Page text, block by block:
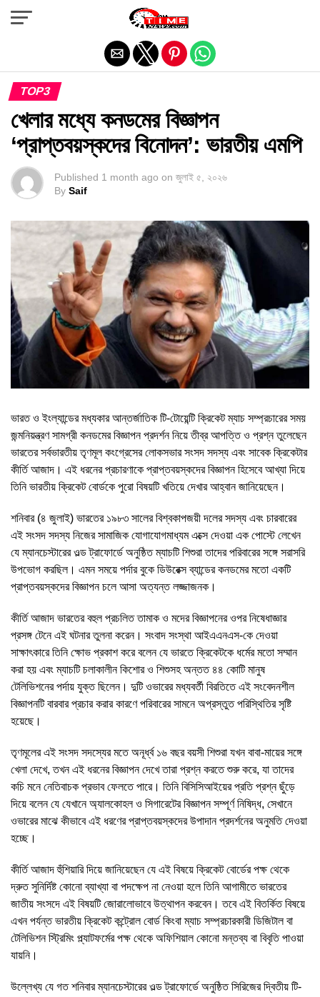
TOP3
খেলার মধ্যে কনডমের বিজ্ঞাপন
‘প্রাপ্তবয়স্কদের বিনোদন’: ভারতীয় এমপি
Published 1 month ago on জুলাই ৫, ২০২৬
By Saif
ভারত ও ইংল্যান্ডের মধ্যকার আন্তর্জাতিক টি-টোয়েন্টি ক্রিকেট ম্যাচ সম্প্রচারের সময়
জন্মনিয়ন্ত্রণ সামগ্রী কনডমের বিজ্ঞাপন প্রদর্শন নিয়ে তীব্র আপত্তি ও প্রশ্ন তুলেছেন
ভারতের সর্বভারতীয় তৃণমূল কংগ্রেসের লোকসভার সংসদ সদস্য এবং সাবেক ক্রিকেটার
কীর্তি আজাদ। এই ধরনের প্রচারণাকে প্রাপ্তবয়স্কদের বিজ্ঞাপন হিসেবে আখ্যা দিয়ে
তিনি ভারতীয় ক্রিকেট বোর্ডকে পুরো বিষয়টি খতিয়ে দেখার আহ্বান জানিয়েছেন।
শনিবার (৪ জুলাই) ভারতের ১৯৮৩ সালের বিশ্বকাপজয়ী দলের সদস্য এবং চারবারের
এই সংসদ সদস্য নিজের সামাজিক যোগাযোগমাধ্যম এক্সে দেওয়া এক পোস্টে লেখেন
যে ম্যানচেস্টারের ওল্ড ট্রাফোর্ডে অনুষ্ঠিত ম্যাচটি শিশুরা তাদের পরিবারের সঙ্গে সরাসরি
উপভোগ করছিল। এমন সময়ে পর্দার বুকে ডিউরেক্স ব্যান্ডের কনডমের মতো একটি
প্রাপ্তবয়স্কদের বিজ্ঞাপন চলে আসা অত্যন্ত লজ্জাজনক।
কীর্তি আজাদ ভারতের বহুল প্রচলিত তামাক ও মদের বিজ্ঞাপনের ওপর নিষেধাজ্ঞার
প্রসঙ্গ টেনে এই ঘটনার তুলনা করেন। সংবাদ সংস্থা আইএএনএস-কে দেওয়া
সাক্ষাৎকারে তিনি ক্ষোভ প্রকাশ করে বলেন যে ভারতে ক্রিকেটকে ধর্মের মতো সম্মান
করা হয় এবং ম্যাচটি চলাকালীন কিশোর ও শিশুসহ অন্তত ৪৪ কোটি মানুষ
টেলিভিশনের পর্দায় যুক্ত ছিলেন। দুটি ওভারের মধ্যবর্তী বিরতিতে এই সংবেদনশীল
বিজ্ঞাপনটি বারবার প্রচার করার কারণে পরিবারের সামনে অপ্রস্তুত পরিস্থিতির সৃষ্টি
হয়েছে।
তৃণমূলের এই সংসদ সদস্যের মতে অনূর্ধ্ব ১৬ বছর বয়সী শিশুরা যখন বাবা-মায়ের সঙ্গে
খেলা দেখে, তখন এই ধরনের বিজ্ঞাপন দেখে তারা প্রশ্ন করতে শুরু করে, যা তাদের
কচি মনে নেতিবাচক প্রভাব ফেলতে পারে। তিনি বিসিসিআইয়ের প্রতি প্রশ্ন ছুঁড়ে
দিয়ে বলেন যে যেখানে অ্যালকোহল ও সিগারেটের বিজ্ঞাপন সম্পূর্ণ নিষিদ্ধ, সেখানে
ওভারের মাঝে কীভাবে এই ধরণের প্রাপ্তবয়স্কদের উপাদান প্রদর্শনের অনুমতি দেওয়া
হচ্ছে।
কীর্তি আজাদ হুঁশিয়ারি দিয়ে জানিয়েছেন যে এই বিষয়ে ক্রিকেট বোর্ডের পক্ষ থেকে
দ্রুত সুনির্দিষ্ট কোনো ব্যাখ্যা বা পদক্ষেপ না নেওয়া হলে তিনি আগামীতে ভারতের
জাতীয় সংসদে এই বিষয়টি জোরালোভাবে উত্থাপন করবেন। তবে এই বিতর্কিত বিষয়ে
এখন পর্যন্ত ভারতীয় ক্রিকেট কন্ট্রোল বোর্ড কিংবা ম্যাচ সম্প্রচারকারী ডিজিটাল বা
টেলিভিশন স্ট্রিমিং প্ল্যাটফর্মের পক্ষ থেকে অফিশিয়াল কোনো মন্তব্য বা বিবৃতি পাওয়া
যায়নি।
উল্লেখ্য যে গত শনিবার ম্যানচেস্টারের ওল্ড ট্রাফোর্ডে অনুষ্ঠিত সিরিজের দ্বিতীয় টি-
Exit mobile version